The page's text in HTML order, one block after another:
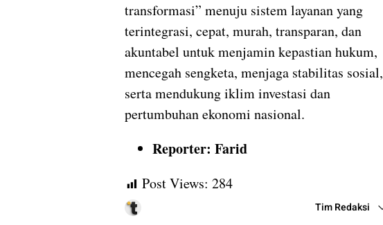
transformasi” menuju sistem layanan yang
terintegrasi, cepat, murah, transparan, dan
akuntabel untuk menjamin kepastian hukum,
mencegah sengketa, menjaga stabilitas sosial,
serta mendukung iklim investasi dan
pertumbuhan ekonomi nasional.
Reporter: Farid
Post Views: 284
Tim Redaksi